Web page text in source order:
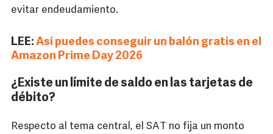
evitar endeudamiento.
LEE: Así puedes conseguir un balón gratis en el
Amazon Prime Day 2026
¿Existe un límite de saldo en las tarjetas de
débito?
Respecto al tema central, el SAT no fija un monto